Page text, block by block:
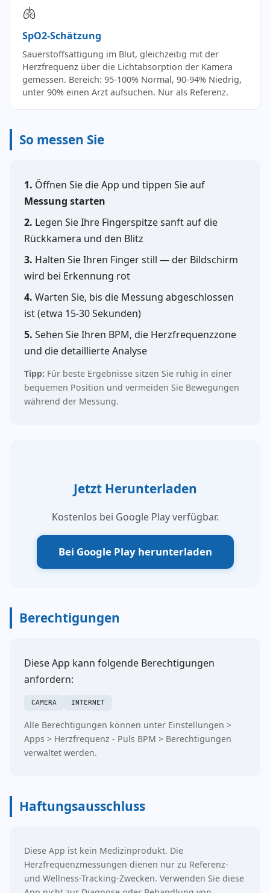
🫁
SpO2-Schätzung
Sauerstoffsättigung im Blut, gleichzeitig mit der
Herzfrequenz über die Lichtabsorption der Kamera
gemessen. Bereich: 95-100% Normal, 90-94% Niedrig,
unter 90% einen Arzt aufsuchen. Nur als Referenz.
So messen Sie
1. Öffnen Sie die App und tippen Sie auf
Messung starten
2. Legen Sie Ihre Fingerspitze sanft auf die
Rückkamera und den Blitz
3. Halten Sie Ihren Finger still — der Bildschirm
wird bei Erkennung rot
4. Warten Sie, bis die Messung abgeschlossen
ist (etwa 15-30 Sekunden)
5. Sehen Sie Ihren BPM, die Herzfrequenzzone
und die detaillierte Analyse
Tipp: Für beste Ergebnisse sitzen Sie ruhig in einer
bequemen Position und vermeiden Sie Bewegungen
während der Messung.
Jetzt Herunterladen
Kostenlos bei Google Play verfügbar.
Bei Google Play herunterladen
Berechtigungen
Diese App kann folgende Berechtigungen
anfordern:
CAMERA INTERNET
Alle Berechtigungen können unter Einstellungen >
Apps > Herzfrequenz - Puls BPM > Berechtigungen
verwaltet werden.
Haftungsausschluss
Diese App ist kein Medizinprodukt. Die
Herzfrequenzmessungen dienen nur zu Referenz-
und Wellness-Tracking-Zwecken. Verwenden Sie diese